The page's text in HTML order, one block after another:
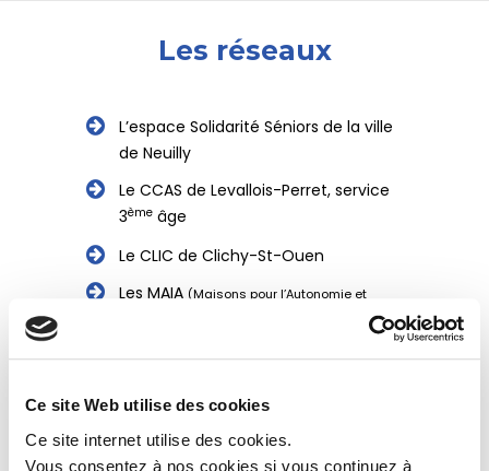
Ce site Web utilise des cookies
Ce site internet utilise des cookies.
Vous consentez à nos cookies si vous continuez à
Les réseaux
L’espace Solidarité Séniors de la ville
de Neuilly
Le CCAS de Levallois-Perret, service
3ème âge
Le CLIC de Clichy-St-Ouen
Les MAIA (Maisons pour l’Autonomie et
Le Réseau REGAL
Le Réseau 92 Nord
L’Alliance Hospitalière de l’Ouest
Parisien